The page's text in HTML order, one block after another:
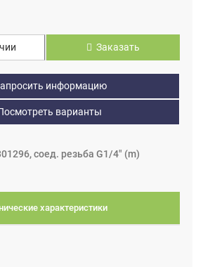
Заказать
информацию
варианты
соед. резьба G1/4" (m)
характеристики